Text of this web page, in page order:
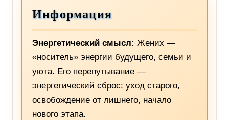
Информация
Энергетический смысл: Жених —
«носитель» энергии будущего, семьи и
уюта. Его перепутывание —
энергетический сброс: уход старого,
освобождение от лишнего, начало
нового этапа.